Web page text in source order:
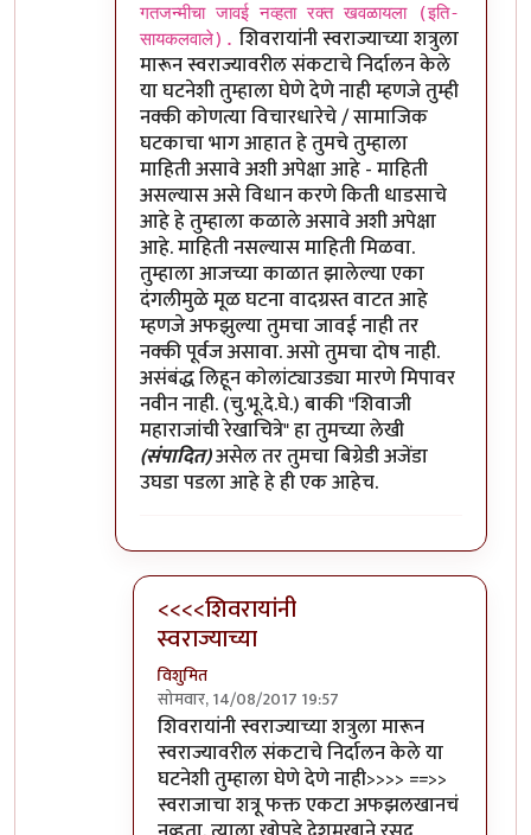
गतजन्मीचा जावई नव्हता रक्त खवळायला (इति-
सायकलवाले). शिवरायांनी स्वराज्याच्या शत्रुला
मारून स्वराज्यावरील संकटाचे निर्दालन केले
या घटनेशी तुम्हाला घेणे देणे नाही म्हणजे तुम्ही
नक्की कोणत्या विचारधारेचे / सामाजिक
घटकाचा भाग आहात हे तुमचे तुम्हाला
माहिती असावे अशी अपेक्षा आहे - माहिती
असल्यास असे विधान करणे किती धाडसाचे
आहे हे तुम्हाला कळाले असावे अशी अपेक्षा
आहे. माहिती नसल्यास माहिती मिळवा.
तुम्हाला आजच्या काळात झालेल्या एका
दंगलीमुळे मूळ घटना वादग्रस्त वाटत आहे
म्हणजे अफझुल्या तुमचा जावई नाही तर
नक्की पूर्वज असावा. असो तुमचा दोष नाही.
असंबंद्ध लिहून कोलांट्याउड्या मारणे मिपावर
नवीन नाही. (चु.भू.दे.घे.) बाकी "शिवाजी
महाराजांची रेखाचित्रे" हा तुमच्या लेखी
(संपादित)असेल तर तुमचा बिग्रेडी अजेंडा
उघडा पडला आहे हे ही एक आहेच.
<<<<शिवरायांनी
स्वराज्याच्या
विशुमित
सोमवार, 14/08/2017 19:57
In reply to२) घटना वास्तववादी असो नसो
शिवरायांनी स्वराज्याच्या शत्रुला मारून
स्वराज्यावरील संकटाचे निर्दालन केले या
घटनेशी तुम्हाला घेणे देणे नाही>>>> ==>>
स्वराजाचा शत्रू फक्त एकटा अफझलखानचं